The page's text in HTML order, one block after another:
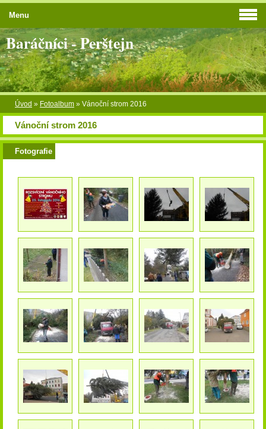
Baráčníci - Perštejn
Úvod » Fotoalbum » Vánoční strom 2016
Vánoční strom 2016
Fotografie
Menu